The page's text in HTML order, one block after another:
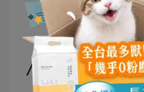
🔸定期健康檢查搭配日常觀察
///如何建立觀